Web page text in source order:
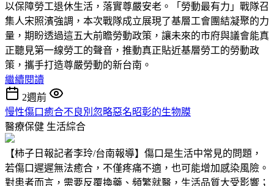
以保障勞工退休生活，落實尊嚴安老。「勞動最有力」戰隊召
集人宋照濱強調，本次戰隊成立展現了基層工會團結凝聚的力
量，期盼透過這五大前瞻勞動政策，讓未來的市府與議會能真
正聽見第一線勞工的聲音，推動真正貼近基層勞工的勞動政
策，攜手打造尊嚴勞動的新台南。
繼續閱讀
2週前
慢性傷口癒合不良別忽略惡名昭彰的生物膜
醫療保健 生活綜合
【柿子日報記者李玲/台南報導】傷口是生活中常見的問題，
若傷口遲遲無法癒合，不僅疼痛不適，也可能增加感染風險。
對患者而言，需要反覆換藥、頻繁就醫，生活品質大受影響；